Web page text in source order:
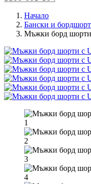
Начало
Бански и
Мъжки борд шорти